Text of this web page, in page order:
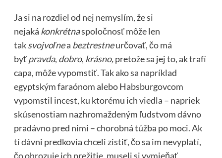
Ja si na rozdiel od nej nemyslím, že si
nejaká konkrétnaspoločnosť môže len
taksvojvoľnea beztrestneurčovať, čo má
byťpravda, dobro, krásno,pretože sa jej to, ak trafí
capa, môže vypomstiť. Tak ako sa napríklad
egyptským faraónom alebo Habsburgovcom
vypomstil incest, ku ktorému ich viedla – napriek
skúsenostiam nazhromaždeným ľudstvom dávno
pradávno pred nimi – chorobná túžba po moci. Ak
tí dávni predkovia chceli zistiť, čo sa im nevyplatí,
čo ohrozuje ich prežitie, museli si vymieňať